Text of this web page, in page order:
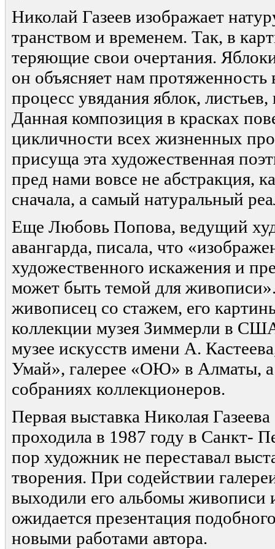
Николай Газеев изображает
транством и временем. Так, в
теряющие свои очертания.
он объясняет нам протяженность
процесс увядания яблок,
Данная композиция в красках
цикличности всех жизненных
присуща эта художественная
пред нами вовсе не абстракция,
сначала, а самый натуральный
Еще Любовь Попова, ведущий
авангарда, писала, что
художественного искажения и
может быть темой для
живописец со стажем, его
коллекции музея Зиммерли в
музее искусств имени А.
Умай», галерее «ОЮ» в Алматы,
собраниях коллекционеров.
Первая выставка Николая
проходила в 1987 году в Санкт-
пор художник не переставал
творения. При содействии
выходили его альбомы живописи
ожидается презентация
новыми работами автора.